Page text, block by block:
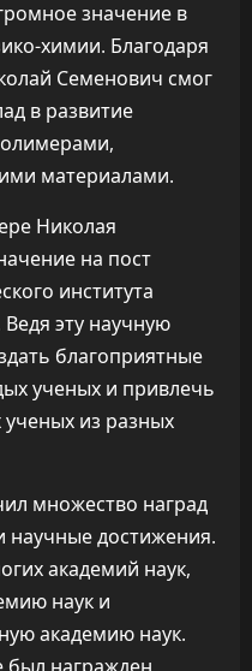
значение в
химии. Благодаря
Семенович смог
в развитие
материалами.
Николая
на пост
института
эту научную
благоприятные
ученых и привлечь
ученых из разных
множество наград
научные достижения.
академий наук,
наук и
академию наук.